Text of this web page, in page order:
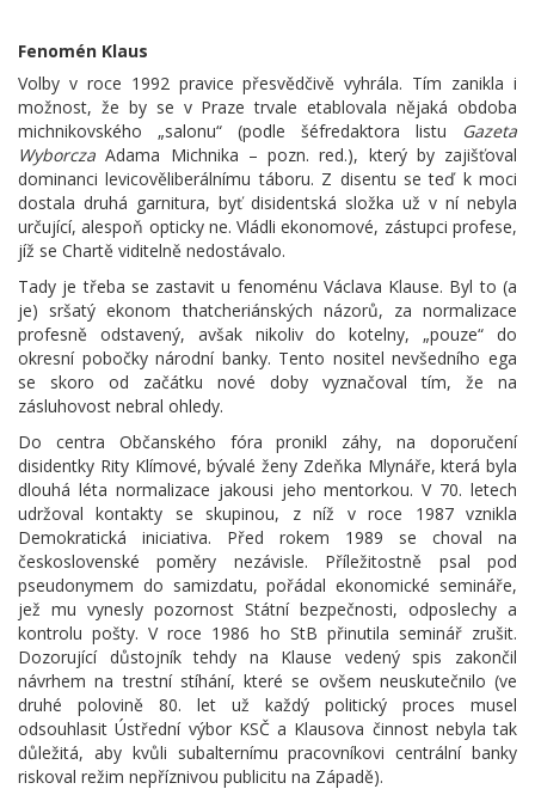
Fenomén Klaus
Volby v roce 1992 pravice přesvědčivě vyhrála. Tím zanikla i
možnost, že by se v Praze trvale etablovala nějaká obdoba
michnikovského „salonu“ (podle šéfredaktora listu
Gazeta
Wyborcza Adama Michnika – pozn. red.), který by zajišťoval
dominanci levicověliberálnímu táboru. Z disentu se teď k moci
dostala druhá garnitura, byť disidentská složka už v ní nebyla
určující, alespoň opticky ne. Vládli ekonomové, zástupci profese,
jíž se Chartě viditelně nedostávalo.
Tady je třeba se zastavit u fenoménu Václava Klause. Byl to (a
je) sršatý ekonom thatcheriánských názorů, za normalizace
profesně odstavený, avšak nikoliv do kotelny, „pouze“ do
okresní pobočky národní banky. Tento nositel nevšedního ega
se skoro od začátku nové doby vyznačoval tím, že na
zásluhovost nebral ohledy.
Do centra Občanského fóra pronikl záhy, na doporučení
disidentky Rity Klímové, bývalé ženy Zdeňka Mlynáře, která byla
dlouhá léta normalizace jakousi jeho mentorkou. V 70. letech
udržoval kontakty se skupinou, z níž v roce 1987 vznikla
Demokratická iniciativa. Před rokem 1989 se choval na
československé poměry nezávisle. Příležitostně psal pod
pseudonymem do samizdatu, pořádal ekonomické semináře,
jež mu vynesly pozornost Státní bezpečnosti, odposlechy a
kontrolu pošty. V roce 1986 ho StB přinutila seminář zrušit.
Dozorující důstojník tehdy na Klause vedený spis zakončil
návrhem na trestní stíhání, které se ovšem neuskutečnilo (ve
druhé polovině 80. let už každý politický proces musel
odsouhlasit Ústřední výbor KSČ a Klausova činnost nebyla tak
důležitá, aby kvůli subalternímu pracovníkovi centrální banky
riskoval režim nepříznivou publicitu na Západě).